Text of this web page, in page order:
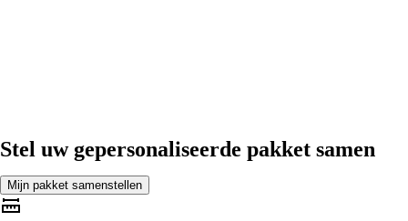
Stel uw gepersonaliseerde pakket samen
Mijn pakket samenstellen